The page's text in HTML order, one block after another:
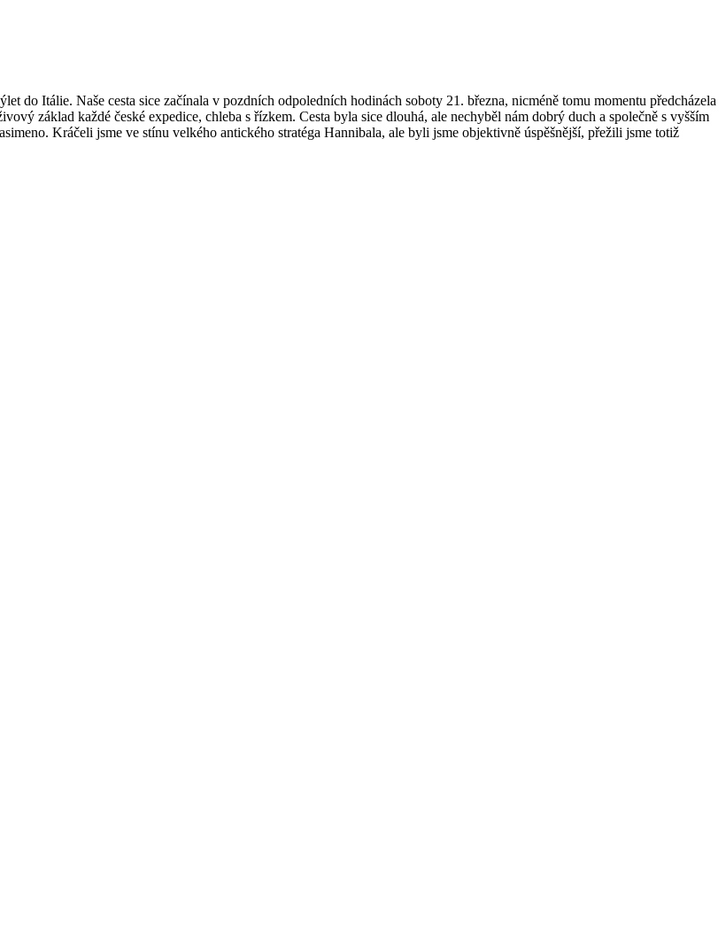
do Itálie. Naše cesta sice začínala v pozdních odpoledních hodinách soboty 21. března, nicméně tomu momentu předcházela
základ každé české expedice, chleba s řízkem. Cesta byla sice dlouhá, ale nechyběl nám dobrý duch a společně s vyšším
Kráčeli jsme ve stínu velkého antického stratéga Hannibala, ale byli jsme objektivně úspěšnější, přežili jsme totiž